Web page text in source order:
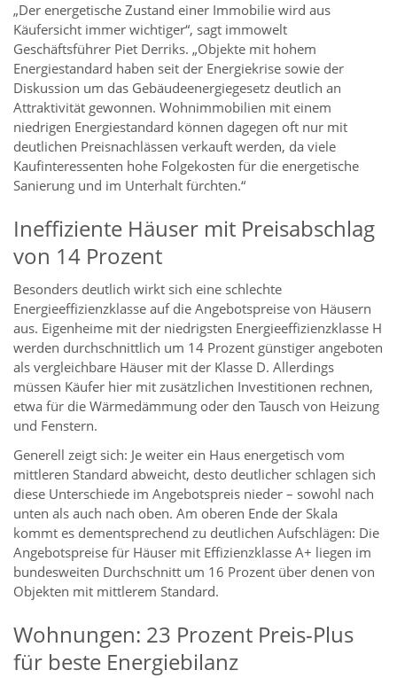
„Der energetische Zustand einer Immobilie wird aus
Käufersicht immer wichtiger“, sagt immowelt
Geschäftsführer Piet Derriks. „Objekte mit hohem
Energiestandard haben seit der Energiekrise sowie der
Diskussion um das Gebäudeenergiegesetz deutlich an
Attraktivität gewonnen. Wohnimmobilien mit einem
niedrigen Energiestandard können dagegen oft nur mit
deutlichen Preisnachlässen verkauft werden, da viele
Kaufinteressenten hohe Folgekosten für die energetische
Sanierung und im Unterhalt fürchten.“
Ineffiziente Häuser mit Preisabschlag
von 14 Prozent
Besonders deutlich wirkt sich eine schlechte
Energieeffizienzklasse auf die Angebotspreise von Häusern
aus. Eigenheime mit der niedrigsten Energieeffizienzklasse H
werden durchschnittlich um 14 Prozent günstiger angeboten
als vergleichbare Häuser mit der Klasse D. Allerdings
müssen Käufer hier mit zusätzlichen Investitionen rechnen,
etwa für die Wärmedämmung oder den Tausch von Heizung
und Fenstern.
Generell zeigt sich: Je weiter ein Haus energetisch vom
mittleren Standard abweicht, desto deutlicher schlagen sich
diese Unterschiede im Angebotspreis nieder – sowohl nach
unten als auch nach oben. Am oberen Ende der Skala
kommt es dementsprechend zu deutlichen Aufschlägen: Die
Angebotspreise für Häuser mit Effizienzklasse A+ liegen im
bundesweiten Durchschnitt um 16 Prozent über denen von
Objekten mit mittlerem Standard.
Wohnungen: 23 Prozent Preis-Plus
für beste Energiebilanz